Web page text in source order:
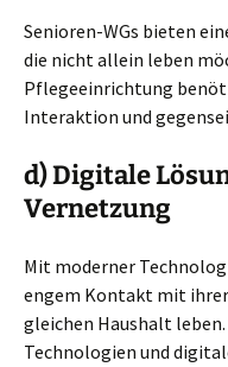
Senioren-WGs bieten
die nicht allein leben
Pflegeeinrichtung
Interaktion und
d) Digitale
Vernetzung
Mit moderner
engem Kontakt mit
gleichen Haushalt
Technologien und